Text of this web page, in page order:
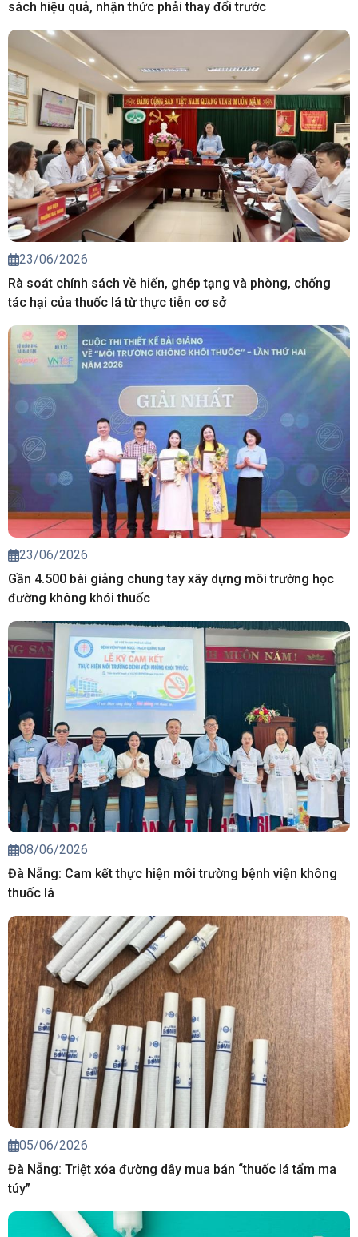
sách hiệu quả, nhận thức phải thay đổi trước
23/06/2026
Rà soát chính sách về hiến, ghép tạng và phòng, chống
tác hại của thuốc lá từ thực tiễn cơ sở
23/06/2026
Gần 4.500 bài giảng chung tay xây dựng môi trường học
đường không khói thuốc
08/06/2026
Đà Nẵng: Cam kết thực hiện môi trường bệnh viện không
thuốc lá
05/06/2026
Đà Nẵng: Triệt xóa đường dây mua bán “thuốc lá tẩm ma
túy”